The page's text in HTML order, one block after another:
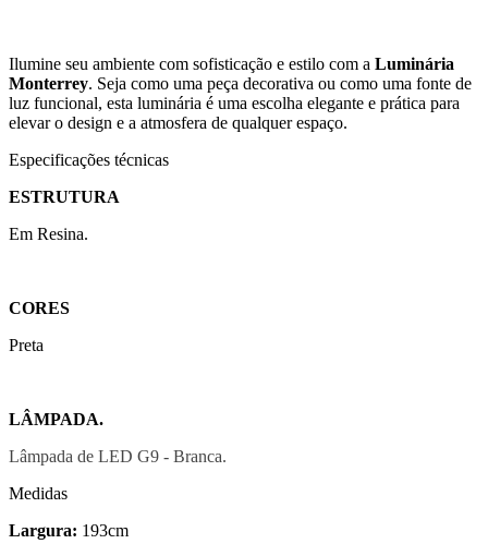
Ilumine seu ambiente com sofisticação e estilo com a Luminária
Monterrey. Seja como uma peça decorativa ou como uma fonte de
luz funcional, esta luminária é uma escolha elegante e prática para
elevar o design e a atmosfera de qualquer espaço.
Especificações técnicas
ESTRUTURA
Em Resina.
CORES
Preta
LÂMPADA.
Lâmpada de LED G9 - Branca.
Medidas
Largura: 193cm